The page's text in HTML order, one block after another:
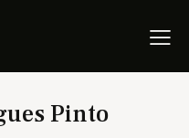
Pinto